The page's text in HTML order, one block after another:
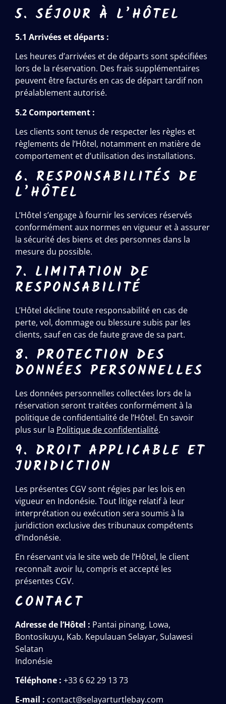
5. SÉJOUR À L’HÔTEL
5.1 Arrivées et départs :
Les heures d’arrivées et de départs sont spécifiées
lors de la réservation. Des frais supplémentaires
peuvent être facturés en cas de départ tardif non
préalablement autorisé.
5.2 Comportement :
Les clients sont tenus de respecter les règles et
règlements de l’Hôtel, notamment en matière de
comportement et d’utilisation des installations.
6. RESPONSABILITÉS DE
L’HÔTEL
L’Hôtel s’engage à fournir les services réservés
conformément aux normes en vigueur et à assurer
la sécurité des biens et des personnes dans la
mesure du possible.
7. LIMITATION DE
RESPONSABILITÉ
L’Hôtel décline toute responsabilité en cas de
perte, vol, dommage ou blessure subis par les
clients, sauf en cas de faute grave de sa part.
8. PROTECTION DES
DONNÉES PERSONNELLES
Les données personnelles collectées lors de la
réservation seront traitées conformément à la
politique de confidentialité de l’Hôtel. En savoir
plus sur la Politique de confidentialité.
9. DROIT APPLICABLE ET
JURIDICTION
Les présentes CGV sont régies par les lois en
vigueur en Indonésie. Tout litige relatif à leur
interprétation ou exécution sera soumis à la
juridiction exclusive des tribunaux compétents
d’Indonésie.
En réservant via le site web de l’Hôtel, le client
reconnaît avoir lu, compris et accepté les
présentes CGV.
CONTACT
Adresse de l’Hôtel : Pantai pinang, Lowa,
Bontosikuyu, Kab. Kepulauan Selayar, Sulawesi
Selatan
Indonésie
Téléphone : +33 6 62 29 13 73
E-mail : contact@selayarturtlebay.com